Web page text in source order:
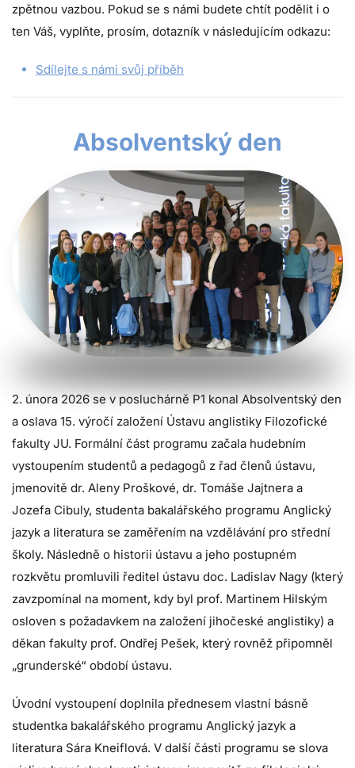
zpětnou vazbou. Pokud se s námi budete chtít podělit i o
ten Váš, vyplňte, prosím, dotazník v následujícím odkazu:
Sdílejte s námi svůj příběh
Absolventský den
2. února 2026 se v posluchárně P1 konal Absolventský den
a oslava 15. výročí založení Ústavu anglistiky Filozofické
fakulty JU. Formální část programu začala hudebním
vystoupením studentů a pedagogů z řad členů ústavu,
jmenovitě dr. Aleny Proškové, dr. Tomáše Jajtnera a
Jozefa Cibuly, studenta bakalářského programu Anglický
jazyk a literatura se zaměřením na vzdělávání pro střední
školy. Následně o historii ústavu a jeho postupném
rozkvětu promluvili ředitel ústavu doc. Ladislav Nagy (který
zavzpomínal na moment, kdy byl prof. Martinem Hilským
osloven s požadavkem na založení jihočeské anglistiky) a
děkan fakulty prof. Ondřej Pešek, který rovněž připomněl
„grunderské“ období ústavu.
Úvodní vystoupení doplnila přednesem vlastní básně
studentka bakalářského programu Anglický jazyk a
literatura Sára Kneiflová. V další části programu se slova